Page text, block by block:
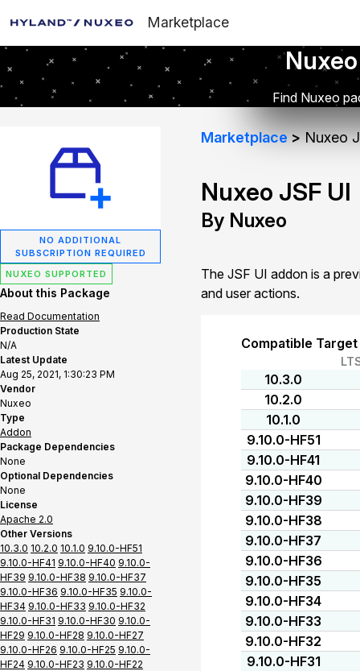
Marketplace
Find Nuxeo
NO ADDITIONAL
SUBSCRIPTION REQUIRED
NUXEO SUPPORTED
About this Package
Read Documentation
Production State
N/A
Latest Update
Aug 25, 2021, 1:30:23 PM
Vendor
Nuxeo
Type
Addon
Package Dependencies
None
Optional Dependencies
None
License
Apache 2.0
Other Versions
10.3.0 10.2.0 10.1.0 9.10.0-HF51
9.10.0-HF41 9.10.0-HF40 9.10.0-
HF39 9.10.0-HF38 9.10.0-HF37
9.10.0-HF36 9.10.0-HF35 9.10.0-
HF34 9.10.0-HF33 9.10.0-HF32
9.10.0-HF31 9.10.0-HF30 9.10.0-
HF29 9.10.0-HF28 9.10.0-HF27
9.10.0-HF26 9.10.0-HF25 9.10.0-
HF24 9.10.0-HF23 9.10.0-HF22
Marketplace Nuxeo
Nuxeo JSF UI
By Nuxeo
The JSF UI addon is a
and user actions.
Compatible
10.3.0
10.2.0
10.1.0
9.10.0-HF51
9.10.0-HF41
9.10.0-HF40
9.10.0-HF39
9.10.0-HF38
9.10.0-HF37
9.10.0-HF36
9.10.0-HF35
9.10.0-HF34
9.10.0-HF33
9.10.0-HF32
9.10.0-HF31